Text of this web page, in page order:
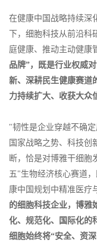
在健康中国战略持续深
下，细胞科技从前沿
庭健康、推动主动健康
品牌”，既是行业权威
新、深耕民生健康赛道
力持续扩大、收获大众
"韧性是企业穿越不确
国家战略之势、科技创
断，恰是对博雅干细胞
五"生物经济核心赛道
康中国规划中精准医疗
的细胞科技企业，博雅
化、规范化、国际化的
细胞始终将“安全、资